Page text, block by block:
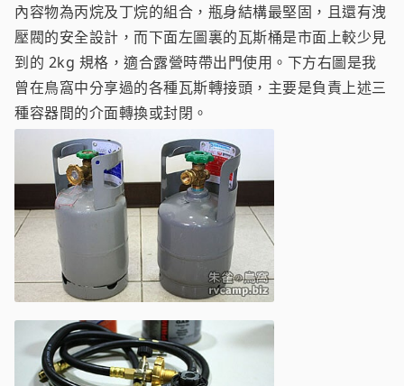
內容物為丙烷及丁烷的組合，瓶身結構最堅固，且還有洩
壓閥的安全設計，而下面左圖裏的瓦斯桶是市面上較少見
到的 2kg 規格，適合露營時帶出門使用。下方右圖是我
曾在鳥窩中分享過的各種瓦斯轉接頭，主要是負責上述三
種容器間的介面轉換或封閉。